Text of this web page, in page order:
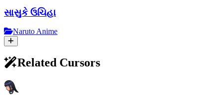
સાસુકે ઉચિહા
Naruto Anime
Related Cursors